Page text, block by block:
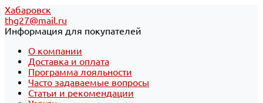
Хабаровск
thg27@mail.ru
Информация для покупателей
О компании
Доставка и оплата
Программа лояльности
Часто задаваемые вопросы
Статьи и рекомендации